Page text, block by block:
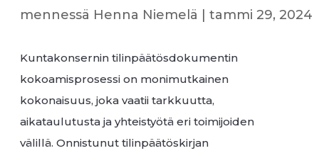
mennessä Henna Niemelä |tammi 29, 2024
Kuntakonsernin tilinpäätösdokumentin
kokoamisprosessi on monimutkainen
kokonaisuus, joka vaatii tarkkuutta,
aikataulutusta ja yhteistyötä eri toimijoiden
välillä. Onnistunut tilinpäätöskirjan